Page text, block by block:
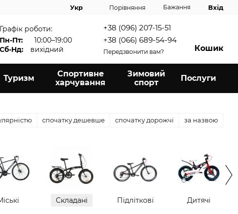
Укр Порівняння Бажання Вхід
Графік роботи:
Пн-Пт:
10:00–19:00
Сб-Нд:
вихідний
+38 (096) 207-15-51
+38 (066) 689-54-94
Передзвонити вам? Кошик
Туризм
Спортивне
харчування
Зимовий
спорт
Послуги
спочатку дешевше спочатку дорожчі за назвою
Складані Підліткові Дитячі